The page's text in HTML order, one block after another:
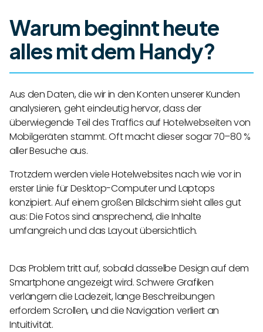
Warum beginnt heute
alles mit dem Handy?
Aus den Daten, die wir in den Konten unserer Kunden
analysieren, geht eindeutig hervor, dass der
überwiegende Teil des Traffics auf Hotelwebseiten von
Mobilgeräten stammt. Oft macht dieser sogar 70–80 %
aller Besuche aus.
Trotzdem werden viele Hotelwebsites nach wie vor in
erster Linie für Desktop-Computer und Laptops
konzipiert. Auf einem großen Bildschirm sieht alles gut
aus: Die Fotos sind ansprechend, die Inhalte
umfangreich und das Layout übersichtlich.
Das Problem tritt auf, sobald dasselbe Design auf dem
Smartphone angezeigt wird. Schwere Grafiken
verlängern die Ladezeit, lange Beschreibungen
erfordern Scrollen, und die Navigation verliert an
Intuitivität.